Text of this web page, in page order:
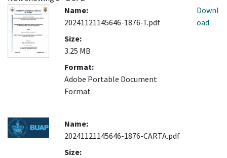
Name:
20241121145646-1876-T.pdf
Size:
3.25 MB
Format:
Adobe Portable Document
Format
Downl
oad
Name:
20241121145646-1876-CARTA.pdf
Size: